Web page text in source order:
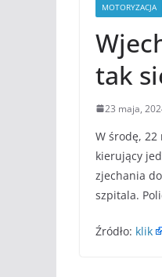
MOTORYZACJA
tak
23 maja,
W środę, 22
kierujący
zjechania
szpitala.
Źródło: klik